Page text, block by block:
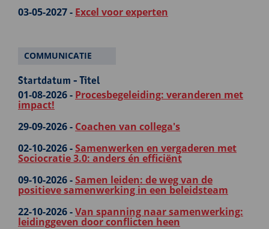
03-05-2027 - Excel voor experten
COMMUNICATIE
Startdatum - Titel
01-08-2026 - Procesbegeleiding: veranderen met
impact!
29-09-2026 - Coachen van collega's
02-10-2026 -Samenwerken en vergaderen met
Sociocratie 3.0: anders én efficiënt
09-10-2026 -Samen leiden: de weg van de
positieve samenwerking in een beleidsteam
22-10-2026 -Van spanning naar samenwerking:
leidinggeven door conflicten heen